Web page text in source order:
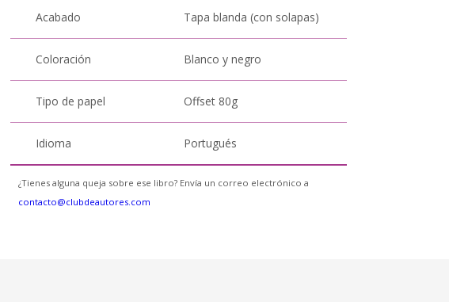
Acabado Tapa blanda (con solapas)
Coloración Blanco y negro
Tipo de papel Offset 80g
Idioma Portugués
¿Tienes alguna queja sobre ese libro? Envía un correo electrónico a
contacto@clubdeautores.com